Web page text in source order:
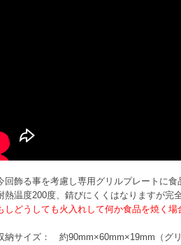
回飾る事を考慮し専用グリルプレートに食
熱温度200度、錆びにくくはなりますが完
しどうしても火入れして何か食品を焼く場
サイズ： 約90mm×60mm×19mm（グリ